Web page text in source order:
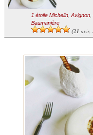
1 étoile Michelin, Avignon,
Baumanière
(21 avis,